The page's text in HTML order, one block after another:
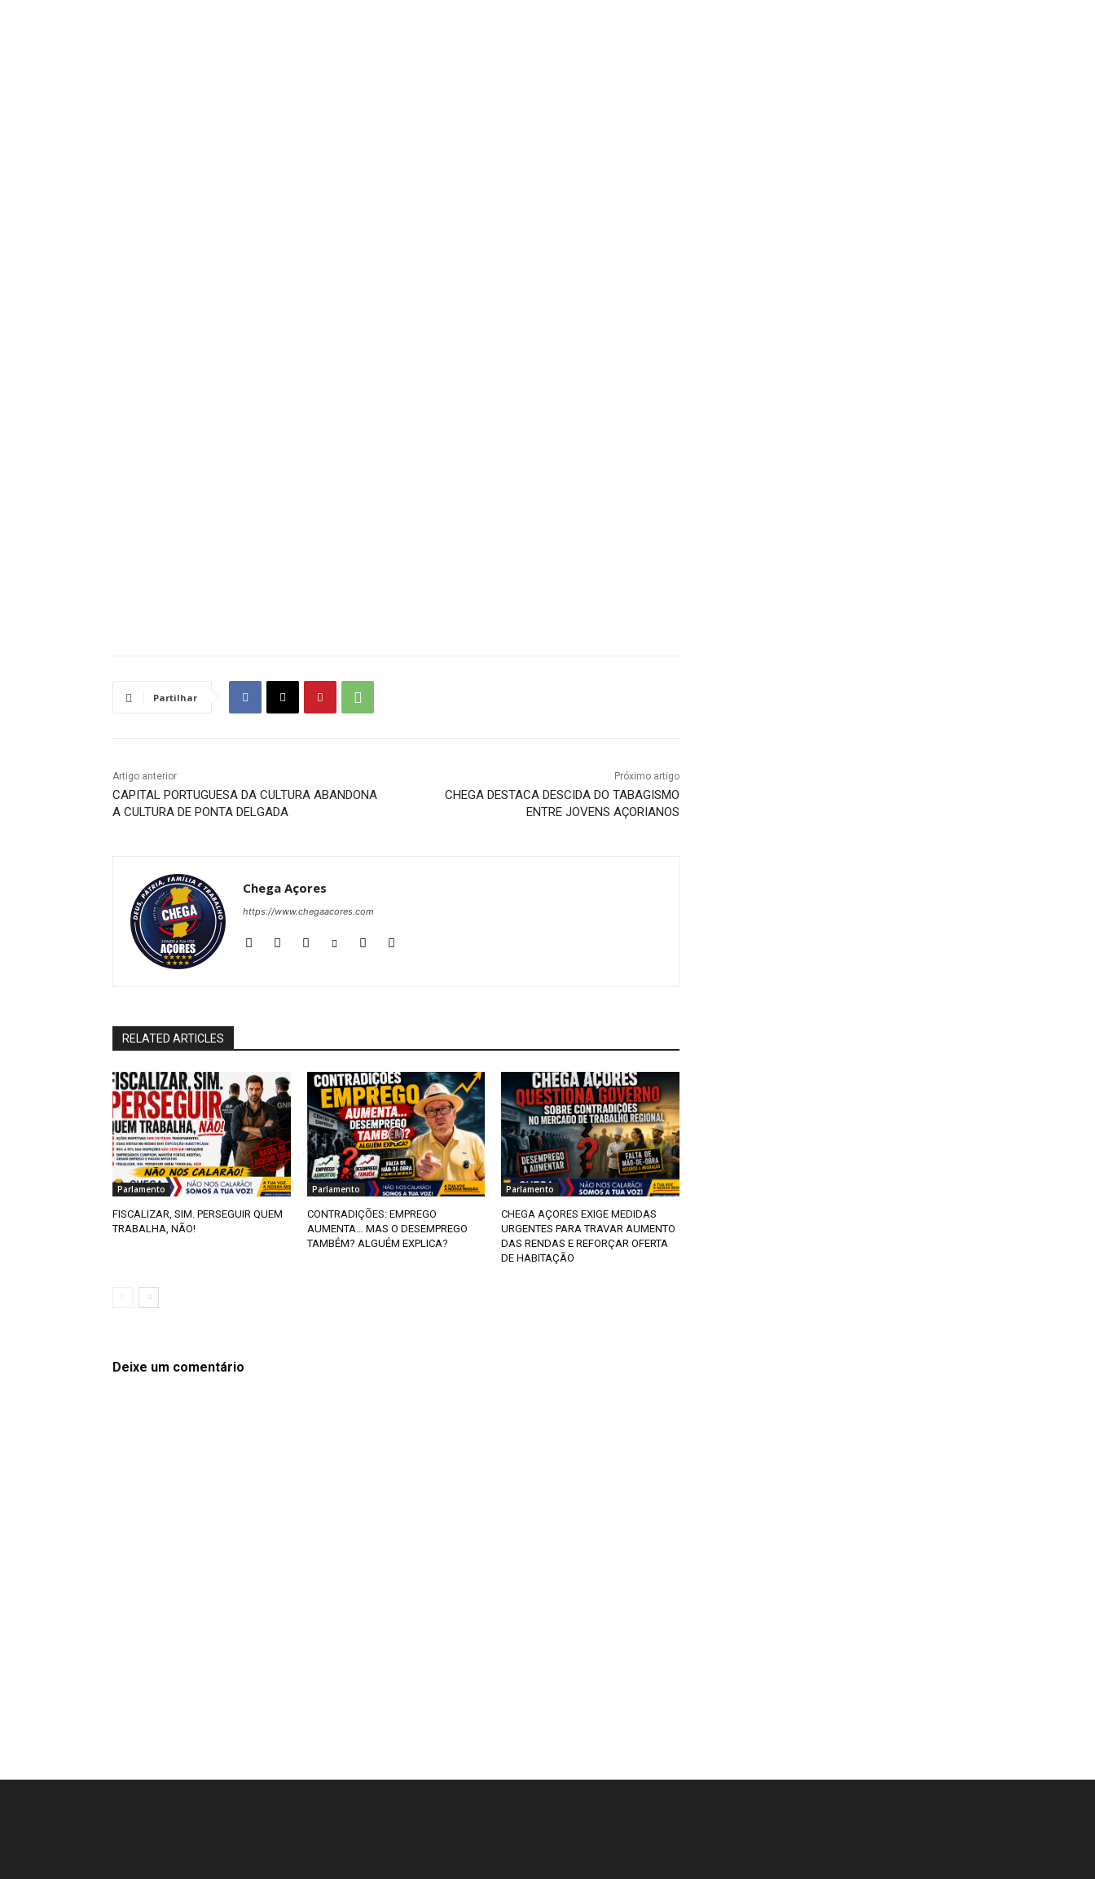
Partilhar
Artigo anterior
CAPITAL PORTUGUESA DA CULTURA ABANDONA
A CULTURA DE PONTA DELGADA
Próximo artigo
CHEGA DESTACA DESCIDA DO TABAGISMO
ENTRE JOVENS AÇORIANOS
Chega Açores
https://www.chegaacores.com
RELATED ARTICLES
Parlamento
FISCALIZAR, SIM. PERSEGUIR QUEM
TRABALHA, NÃO!
Parlamento
CONTRADIÇÕES: EMPREGO
AUMENTA… MAS O DESEMPREGO
TAMBÉM? ALGUÉM EXPLICA?
Parlamento
CHEGA AÇORES EXIGE MEDIDAS
URGENTES PARA TRAVAR AUMENTO
DAS RENDAS E REFORÇAR OFERTA
DE HABITAÇÃO
Deixe um comentário